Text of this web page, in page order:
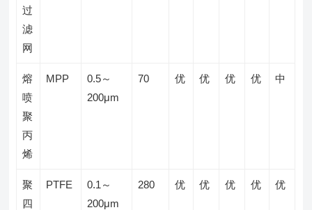
过
滤
网
熔
喷
聚
丙
烯
MPP
0.5～
200μm
70 优 优 优 优 中
聚
四
PTFE
0.1～
200μm
280 优 优 优 优 优